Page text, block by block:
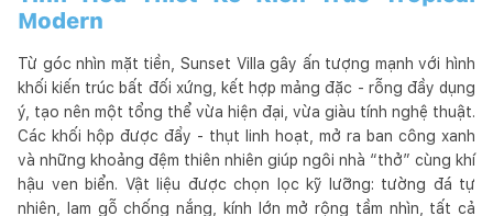
Modern
Từ góc nhìn mặt tiền, Sunset Villa gây ấn tượng mạnh với hình
khối kiến trúc bất đối xứng, kết hợp mảng đặc - rỗng đầy dụng
ý, tạo nên một tổng thể vừa hiện đại, vừa giàu tính nghệ thuật.
Các khối hộp được đẩy - thụt linh hoạt, mở ra ban công xanh
và những khoảng đệm thiên nhiên giúp ngôi nhà “thở” cùng khí
hậu ven biển. Vật liệu được chọn lọc kỹ lưỡng: tường đá tự
nhiên, lam gỗ chống nắng, kính lớn mở rộng tầm nhìn, tất cả